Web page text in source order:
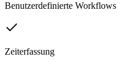
Benutzerdefinierte Workflows
Zeiterfassung